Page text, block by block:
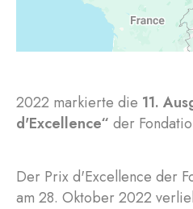
2022 markierte die 11.
d'Excellence“ der
Der Prix d'Excellence der
am 28. Oktober 2022